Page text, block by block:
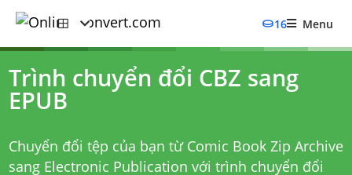
16 Menu
Trình chuyển đổi CBZ sang
EPUB
Chuyển đổi tệp của bạn từ Comic Book Zip Archive
sang Electronic Publication với trình chuyển đổi